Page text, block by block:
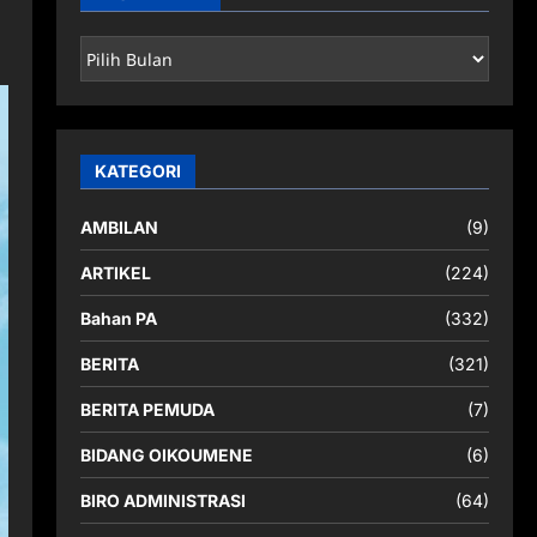
ARSIP
BERITA
KATEGORI
AMBILAN (9)
ARTIKEL (224)
Bahan PA (332)
BERITA (321)
BERITA PEMUDA (7)
BIDANG OIKOUMENE (6)
BIRO ADMINISTRASI (64)